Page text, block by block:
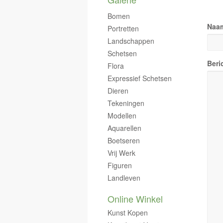
Bomen
Portretten
Landschappen
Schetsen
Flora
Expressief Schetsen
Dieren
Tekeningen
Modellen
Aquarellen
Boetseren
Vrij Werk
Figuren
Landleven
Online Winkel
Kunst Kopen